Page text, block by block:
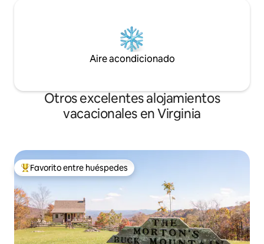
Aire acondicionado
Otros excelentes alojamientos
vacacionales en Virginia
De los mejores en Favorito entre huéspedes
Favorito entre huéspedes